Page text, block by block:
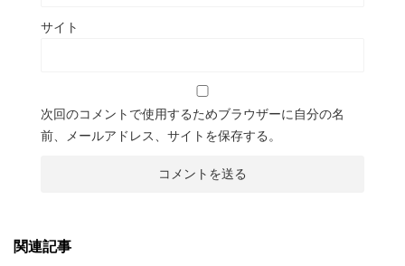
サイト
次回のコメントで使用するためブラウザーに自分の名
前、メールアドレス、サイトを保存する。
関連記事